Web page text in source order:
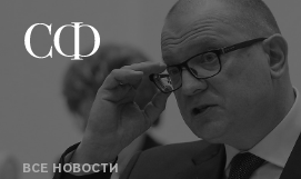
ВСЕ НОВОСТИ